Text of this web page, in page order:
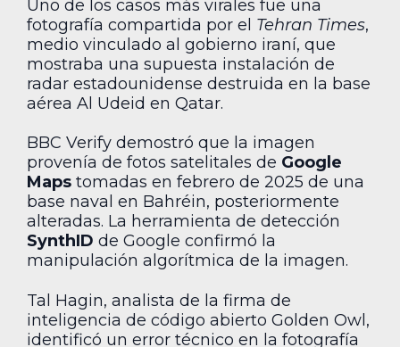
Uno de los casos más virales fue una
fotografía compartida por el Tehran Times,
medio vinculado al gobierno iraní, que
mostraba una supuesta instalación de
radar estadounidense destruida en la base
aérea Al Udeid en Qatar.
BBC Verify demostró que la imagen
provenía de fotos satelitales de Google
Maps tomadas en febrero de 2025 de una
base naval en Bahréin, posteriormente
alteradas. La herramienta de detección
SynthID de Google confirmó la
manipulación algorítmica de la imagen.
Tal Hagin, analista de la firma de
inteligencia de código abierto Golden Owl,
identificó un error técnico en la fotografía